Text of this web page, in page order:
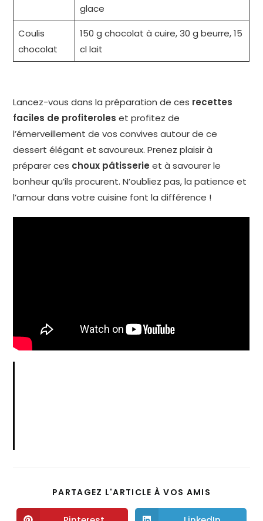
glace
Coulis
chocolat
150 g chocolat à cuire, 30 g beurre, 15
cl lait
Lancez-vous dans la préparation de ces recettes
faciles de profiteroles et profitez de
l’émerveillement de vos convives autour de ce
dessert élégant et savoureux. Prenez plaisir à
préparer ces choux pâtisserie et à savourer le
bonheur qu’ils procurent. N’oubliez pas, la patience et
l’amour dans votre cuisine font la différence !
PARTAGEZ L'ARTICLE À VOS AMIS